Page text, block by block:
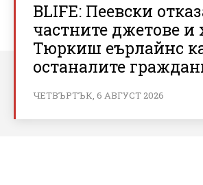
BLIFE: Пеевски
частните джетове и
Тюркиш еърлайнс
останалите
ЧЕТВЪРТЪК, 6 АВГУСТ 2026